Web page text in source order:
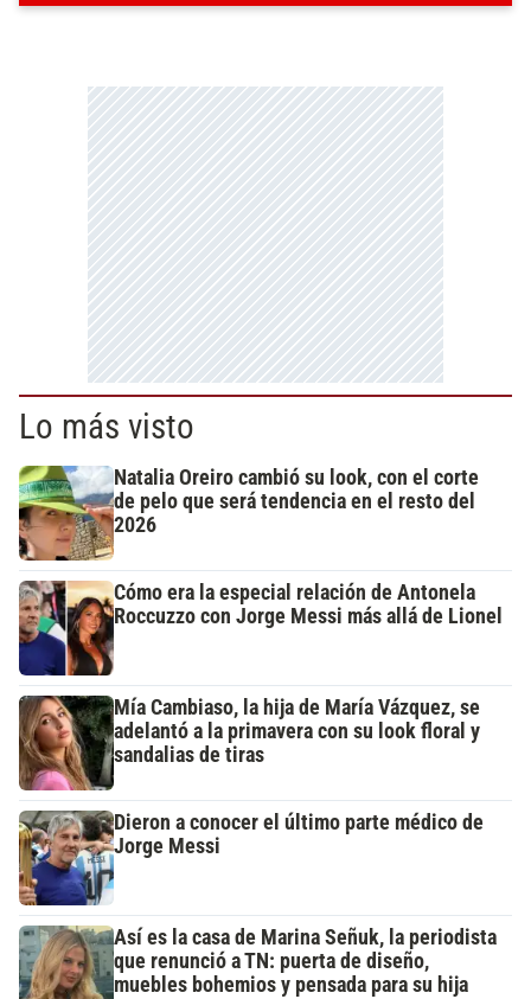
Lo más visto
Natalia Oreiro cambió su look, con el corte
de pelo que será tendencia en el resto del
2026
Cómo era la especial relación de Antonela
Roccuzzo con Jorge Messi más allá de Lionel
Mía Cambiaso, la hija de María Vázquez, se
adelantó a la primavera con su look floral y
sandalias de tiras
Dieron a conocer el último parte médico de
Jorge Messi
Así es la casa de Marina Señuk, la periodista
que renunció a TN: puerta de diseño,
muebles bohemios y pensada para su hija